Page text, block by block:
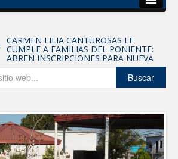
Del Estado
Secciones
Opinión
CARMEN LILIA CANTUROSAS LE
CUMPLE A FAMILIAS DEL PONIENTE:
ABREN INSCRIPCIONES PARA NUEVA
PRIMARIA EN EL PROGRESO
Entrega SEBIEN paquetes alimentarios
en Tampico
FORTALECE IMJUVE SALUD MENTAL DE
JÓVENES CON TERAPIAS PSICOLÓGICAS
GRATUITAS
Llama Carlos Peña Ortiz a realizar
investigación en tema de la refinería
Buscar